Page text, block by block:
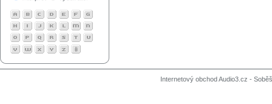
Internetový obchod Audio3.cz -